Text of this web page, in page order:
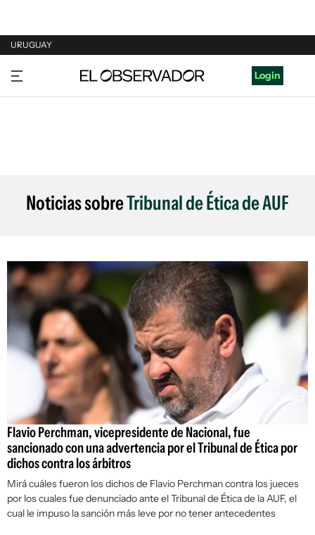
URUGUAY
URUGUAY
ARGENTINA
Login
Noticias sobreTribunal de Ética de AUF
Flavio Perchman, vicepresidente de Nacional, fue
sancionado con una advertencia por el Tribunal de Ética por
dichos contra los árbitros
Mirá cuáles fueron los dichos de Flavio Perchman contra los jueces
por los cuales fue denunciado ante el Tribunal de Ética de la AUF, el
cual le impuso la sanción más leve por no tener antecedentes